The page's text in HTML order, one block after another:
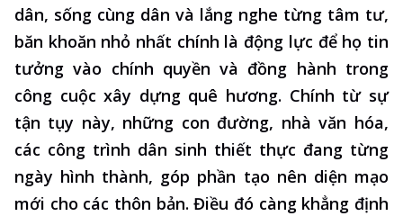
dân, sống cùng dân và lắng nghe từng tâm tư,
băn khoăn nhỏ nhất chính là động lực để họ tin
tưởng vào chính quyền và đồng hành trong
công cuộc xây dựng quê hương. Chính từ sự
tận tụy này, những con đường, nhà văn hóa,
các công trình dân sinh thiết thực đang từng
ngày hình thành, góp phần tạo nên diện mạo
mới cho các thôn bản. Điều đó càng khẳng định